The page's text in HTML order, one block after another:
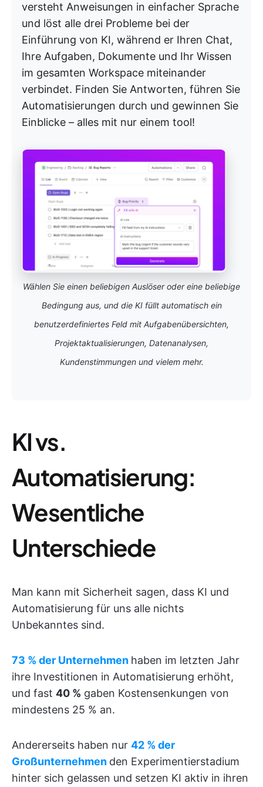
versteht Anweisungen in einfacher Sprache
und löst alle drei Probleme bei der
Einführung von KI, während er Ihren Chat,
Ihre Aufgaben, Dokumente und Ihr Wissen
im gesamten Workspace miteinander
verbindet. Finden Sie Antworten, führen Sie
Automatisierungen durch und gewinnen Sie
Einblicke – alles mit nur einem tool!
Wählen Sie einen beliebigen Auslöser oder eine beliebige
Bedingung aus, und die KI füllt automatisch ein
benutzerdefiniertes Feld mit Aufgabenübersichten,
Projektaktualisierungen, Datenanalysen,
Kundenstimmungen und vielem mehr.
KI vs.
Automatisierung:
Wesentliche
Unterschiede
Man kann mit Sicherheit sagen, dass KI und
Automatisierung für uns alle nichts
Unbekanntes sind.
73 % der Unternehmen haben im letzten Jahr
ihre Investitionen in Automatisierung erhöht,
und fast 40 % gaben Kostensenkungen von
mindestens 25 % an.
Andererseits haben nur 42 % der
Großunternehmen den Experimentierstadium
hinter sich gelassen und setzen KI aktiv in ihren